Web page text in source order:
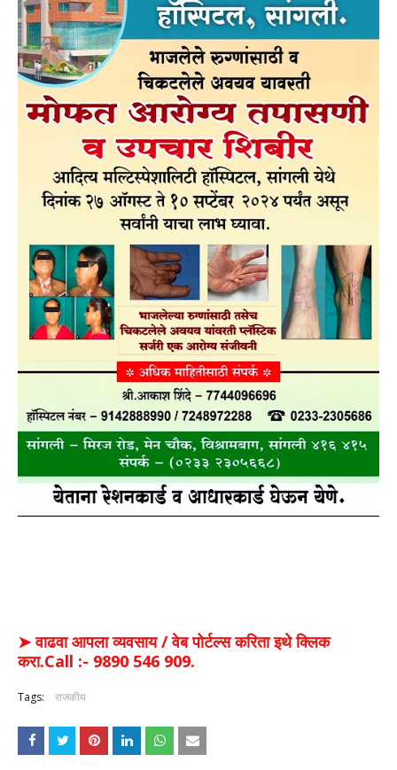
➤ वाढवा आपला व्यवसाय / वेब पोर्टल्स करिता इथे क्लिक
करा.Call :- 9890 546 909.
Tags: राजकीय